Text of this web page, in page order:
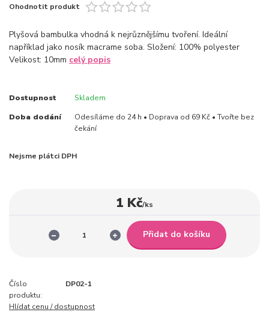
Ohodnotit produkt
Plyšová bambulka vhodná k nejrůznějšímu tvoření. Ideální
například jako nosík macrame soba. Složení: 100% polyester
Velikost: 10mm celý popis
Dostupnost Skladem
Doba dodání
Odesíláme do 24 h • Doprava od 69 Kč • Tvořte bez
čekání
Nejsme plátci DPH
1 Kč/ks
Přidat do košíku
Číslo
produktu:
DP02-1
Hlídat cenu / dostupnost